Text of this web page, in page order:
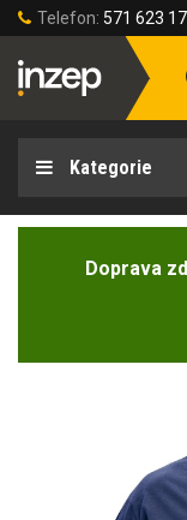
Telefon: 571 623
Kategorie
Doprava